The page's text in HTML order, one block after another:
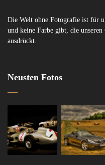
Die Welt ohne Fotografie ist für
und keine Farbe gibt, die
ausdrückt.
Neusten Fotos